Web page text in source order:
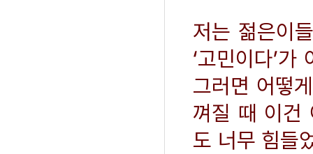
저는 젊은이
‘고민이다’
그러면 어떻
껴질 때 이건
도 너무 힘들